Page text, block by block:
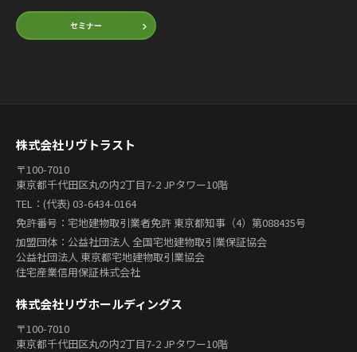
セミナー
株式会社リヴトラスト
〒100-7010
東京都千代田区丸の内2丁目7-2 JPタワー10階
TEL：(代表) 03-6434-0164
免許番号：宅地建物取引業者免許 東京都知事（4）第088435号
加盟団体：公益社団法人 全国宅地建物取引業保証協会
公益社団法人 東京都宅地建物取引業協会
住宅産業信用保証株式会社
株式会社リヴホールディングス
〒100-7010
東京都千代田区丸の内2丁目7-2 JPタワー10階